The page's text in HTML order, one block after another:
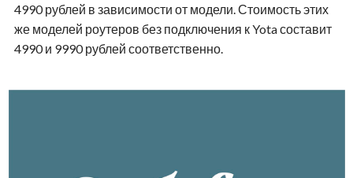
4990 рублей в зависимости от модели. Стоимость этих
же моделей роутеров без подключения к Yota составит
4990 и 9990 рублей соответственно.